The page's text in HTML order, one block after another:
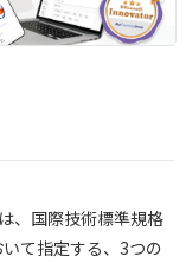
、国際技術標準規格
て指定する、3つの